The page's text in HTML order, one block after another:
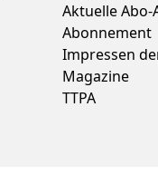
Aktuelle
Abonnement
Impressen
Magazine
TTPA